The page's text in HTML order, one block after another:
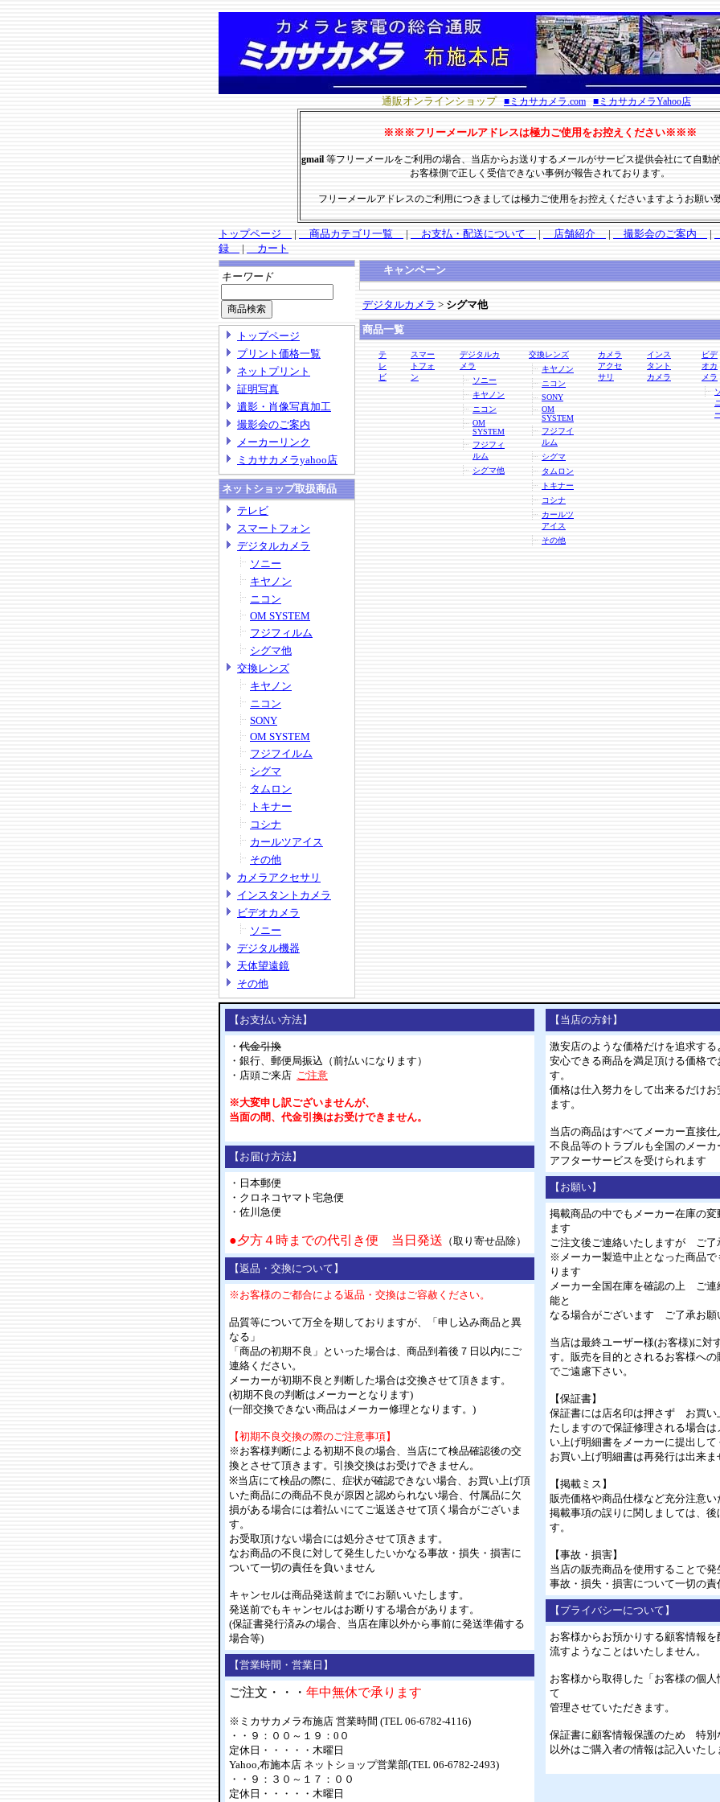
通販オンラインショップ ■ミカサカメラ.com ■ ミカサカメラYahoo店
※※※フリーメールアドレスは極力ご使用をお控えください※※※
gmail等フリーメールをご利用の場合、当店からお送りするメールがサービス提供会社にて自動的
お客様側で正しく受信できない事例が報告されております。
フリーメールアドレスのご利用につきましては極力ご使用をお控えくださいますようお願い
トップページ | 商品カテゴリ一覧 | お支払・配送について | 店舗紹介 | 撮影会のご案内 |
録
| カート
キーワード
トップページ
プリント価格一覧
ネットプリント
証明写真
遺影・肖像写真加工
撮影会のご案内
メーカーリンク
ミカサカメラyahoo店
ネットショップ取扱商品
テレビ
スマートフォン
デジタルカメラ
ソニー
キヤノン
ニコン
OM SYSTEM
フジフィルム
シグマ他
交換レンズ
キヤノン
ニコン
SONY
OM SYSTEM
フジフイルム
シグマ
タムロン
トキナー
コシナ
カールツアイス
その他
カメラアクセサリ
インスタントカメラ
ビデオカメラ
ソニー
デジタル機器
天体望遠鏡
その他
キャンペーン
デジタルカメラ > シグマ他
商品一覧
テ
レ
ビ
スマー
トフォ
ン
デジタルカ
メラ
ソニー
キヤノン
ニコン
OM
SYSTEM
フジフィ
ルム
シグマ他
交換レンズ
キヤノン
ニコン
SONY
OM
SYSTEM
フジフイ
ルム
シグマ
タムロン
トキナー
コシナ
カールツ
アイス
その他
カメラ
アクセ
サリ
インス
タント
カメラ
ビデ
オカ
メラ
ニ
【お支払い方法】
・ 代金引換
・銀行、郵便局振込（前払いになります）
・店頭ご来店 ご注意
※大変申し訳ございませんが、
当面の間、代金引換はお受けできません。
【お届け方法】
・日本郵便
・クロネコヤマト宅急便
・佐川急便
●夕方４時までの代引き便 当日発送 （取り寄せ品除）
【返品・交換について】
※お客様のご都合による返品・交換はご容赦ください。
品質等について万全を期しておりますが、「申し込み商品と異
なる」
「商品の初期不良」といった場合は、商品到着後７日以内にご
連絡ください。
メーカーが初期不良と判断した場合は交換させて頂きます。
(初期不良の判断はメーカーとなります)
(一部交換できない商品はメーカー修理となります。)
【初期不良交換の際のご注意事項】
※お客様判断による初期不良の場合、当店にて検品確認後の交
換とさせて頂きます。引換交換はお受けできません。
※当店にて検品の際に、症状が確認できない場合、お買い上げ頂
いた商品にの商品不良が原因と認められない場合、付属品に欠
損がある場合には着払いにてご返送させて頂く場合がございま
す。
お受取頂けない場合には処分させて頂きます。
なお商品の不良に対して発生したいかなる事故・損失・損害に
ついて一切の責任を負いません
キャンセルは商品発送前までにお願いいたします。
発送前でもキャンセルはお断りする場合があります。
(保証書発行済みの場合、当店在庫以外から事前に発送準備する
場合等)
【営業時間・営業日】
ご注文・・・ 年中無休で承ります
※ミカサカメラ布施店 営業時間 (TEL 06-6782-4116)
・・９：００～１９：0０
定休日・・・・・木曜日
Yahoo,布施本店 ネットショップ営業部(TEL 06-6782-2493)
・・９：３０～１７：００
定休日・・・・・木曜日
【当店の方針】
激安店のような価格だけを追求する
安心できる商品を満足頂ける価格
す。
価格は仕入努力をして出来るだけ
ます。
当店の商品はすべてメーカー直接仕
不良品等のトラブルも全国のメー
アフターサービスを受けられます
【お願い】
掲載商品の中でもメーカー在庫の
ます
ご注文後ご連絡いたしますが ご了
※メーカー製造中止となった商品で
ります
メーカー全国在庫を確認の上 ご連
能と
なる場合がございます ご了承お願
当店は最終ユーザー様(お客様)に対
す。販売を目的とされるお客様へ
でご遠慮下さい。
【保証書】
保証書には店名印は押さず お買い
たしますので保証修理される場合
い上げ明細書をメーカーに提出して
お買い上げ明細書は再発行は出来
【掲載ミス】
販売価格や商品仕様など充分注意
掲載事項の誤りに関しましては、
す。
【事故・損害】
当店の販売商品を使用することで発
事故・損失・損害について一切の責
【プライバシーについて】
お客様からお預かりする顧客情報
流すようなことはいたしません。
お客様から取得した「お客様の個
て
管理させていただきます。
保証書に顧客情報保護のため 特別
以外はご購入者の情報は記入いたし